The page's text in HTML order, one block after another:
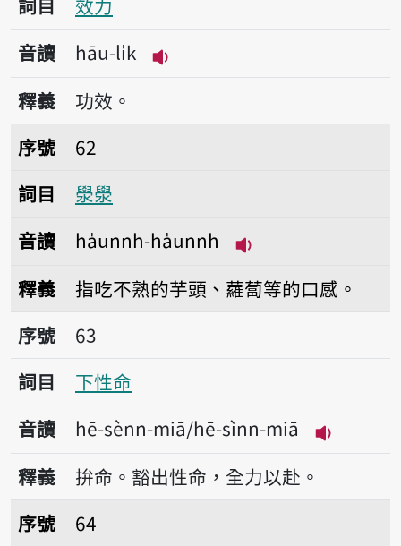
詞目
效力
音讀
hāu-li̍k
播放音讀hāu-li̍k
釋義
功效。
序號62澩澩
序號
62
詞目
澩澩
音讀
ha̍unnh-ha̍unnh
釋義
指吃不熟的芋頭、蘿蔔等的口感。
序號63下性命
序號
63
詞目
下性命
音讀
hē-sènn-miā/hē-sìnn-miā
播放音
釋義
拚命。豁出性命，全力以赴。
序號64虛
序號 64